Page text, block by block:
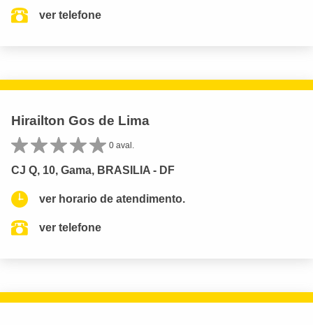
ver telefone
Hirailton Gos de Lima
0 aval.
CJ Q, 10, Gama, BRASILIA - DF
ver horario de atendimento.
ver telefone